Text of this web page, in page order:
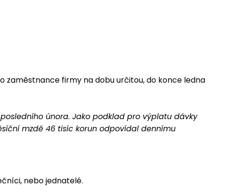
zaměstnance firmy na dobu určitou, do konce ledna
února. Jako podklad pro výplatu dávky
mzdě 46 tisíc korun odpovídal dennímu
nebo jednatelé.